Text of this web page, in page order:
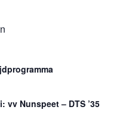
vv Nunspeet – DTS ’35